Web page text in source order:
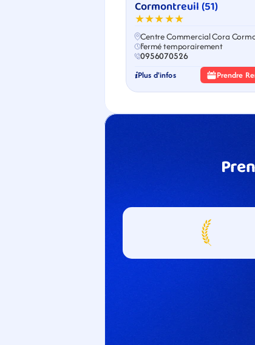
Cormontreuil (51)
★★★★★
Centre Commercial Cora
Fermé temporairement
0956070526
Plus d'infos Prendre